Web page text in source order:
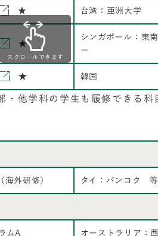
★ 台湾：亜洲大学
★
シンガポール：東
ー
★ 韓国
・他学科の学生も履修できる科
海外研修） タイ：バンコク 等
ムA オーストラリア：
スクロールできます